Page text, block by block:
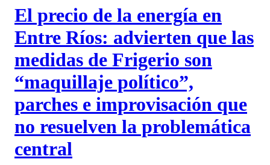
El precio de la energía en
Entre Ríos: advierten que las
medidas de Frigerio son
“maquillaje político”,
parches e improvisación que
no resuelven la problemática
central